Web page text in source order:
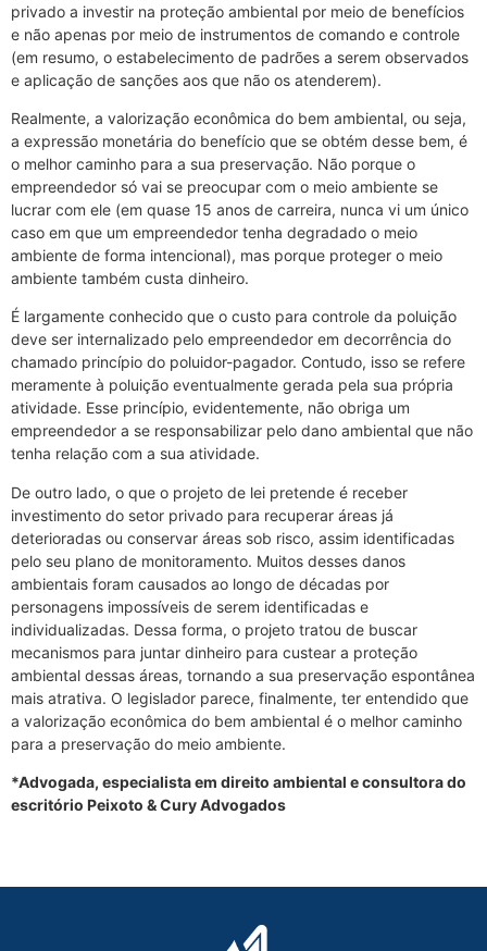
privado a investir na proteção ambiental por meio de benefícios
e não apenas por meio de instrumentos de comando e controle
(em resumo, o estabelecimento de padrões a serem observados
e aplicação de sanções aos que não os atenderem).
Realmente, a valorização econômica do bem ambiental, ou seja,
a expressão monetária do benefício que se obtém desse bem, é
o melhor caminho para a sua preservação. Não porque o
empreendedor só vai se preocupar com o meio ambiente se
lucrar com ele (em quase 15 anos de carreira, nunca vi um único
caso em que um empreendedor tenha degradado o meio
ambiente de forma intencional), mas porque proteger o meio
ambiente também custa dinheiro.
É largamente conhecido que o custo para controle da poluição
deve ser internalizado pelo empreendedor em decorrência do
chamado princípio do poluidor-pagador. Contudo, isso se refere
meramente à poluição eventualmente gerada pela sua própria
atividade. Esse princípio, evidentemente, não obriga um
empreendedor a se responsabilizar pelo dano ambiental que não
tenha relação com a sua atividade.
De outro lado, o que o projeto de lei pretende é receber
investimento do setor privado para recuperar áreas já
deterioradas ou conservar áreas sob risco, assim identificadas
pelo seu plano de monitoramento. Muitos desses danos
ambientais foram causados ao longo de décadas por
personagens impossíveis de serem identificadas e
individualizadas. Dessa forma, o projeto tratou de buscar
mecanismos para juntar dinheiro para custear a proteção
ambiental dessas áreas, tornando a sua preservação espontânea
mais atrativa. O legislador parece, finalmente, ter entendido que
a valorização econômica do bem ambiental é o melhor caminho
para a preservação do meio ambiente.
*Advogada, especialista em direito ambiental e consultora do
escritório Peixoto & Cury Advogados